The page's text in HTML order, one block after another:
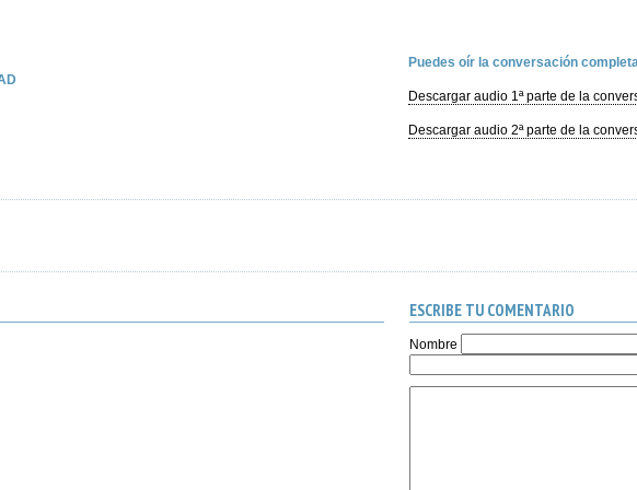
Puedes oír la conversación
Descargar audio 1ª parte de la
Descargar audio 2ª parte de la
ESCRIBE TU COMENTARIO
Nombre